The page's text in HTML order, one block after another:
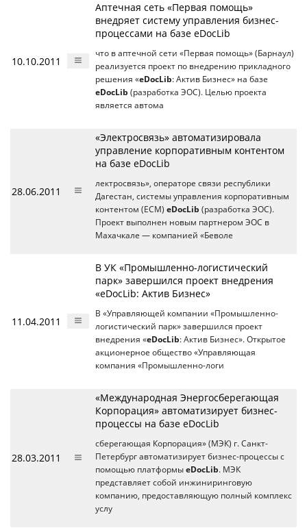
10.10.2011
Аптечная сеть «Первая помощь»
внедряет систему управления бизнес-
процессами на базе eDocLib
что в аптечной сети «Первая помощь» (Барнаул)
реализуется проект по внедрению прикладного
решения «eDocLib: Актив Бизнес» на базе
eDocLib (разработка ЭОС). Целью проекта
является автома
28.06.2011
«Электросвязь» автоматизировала
управление корпоративным контентом
на базе eDocLib
лектросвязь», операторе связи республики
Дагестан, системы управления корпоративным
контентом (ЕСМ) eDocLib (разработка ЭОС).
Проект выполнен новым партнером ЭОС в
Махачкале — компанией «Беволе
11.04.2011
В УК «Промышленно-логистический
парк» завершился проект внедрения
«eDocLib: Актив Бизнес»
В «Управляющей компании «Промышленно-
логистический парк» завершился проект
внедрения «eDocLib: Актив Бизнес». Открытое
акционерное общество «Управляющая
компания «Промышленно-логи
28.03.2011
«Международная Энергосберегающая
Корпорация» автоматизирует бизнес-
процессы на базе eDocLib
сберегающая Корпорация» (МЭК) г. Санкт-
Петербург автоматизирует бизнес-процессы с
помощью платформы eDocLib. МЭК
представляет собой инжиниринговую
компанию, предоставляющую полный комплекс
услу